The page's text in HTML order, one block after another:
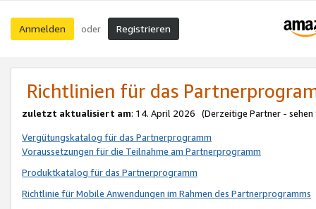
Anmelden oder Registrieren
Richtlinien für das
zuletzt aktualisiert am: 14. April 2026 (Derzeitige Partner - sehen
Vergütungskatalog für das Partnerprogramm
Voraussetzungen für die Teilnahme am Partnerprogramm
Produktkatalog für das Partnerprogramm
Richtlinie für Mobile Anwendungen im Rahmen des Partnerprogramms